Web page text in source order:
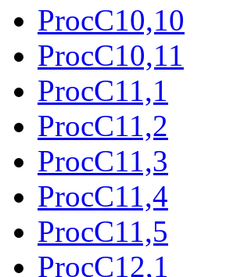
ProcC10,10
ProcC10,11
ProcC11,1
ProcC11,2
ProcC11,3
ProcC11,4
ProcC11,5
ProcC12,1